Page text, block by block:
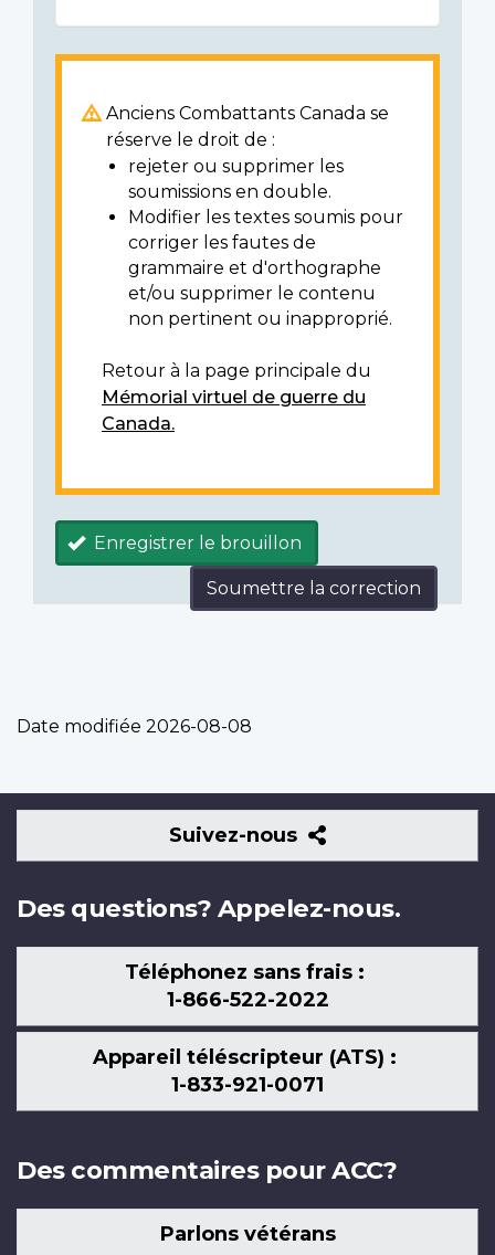
Anciens Combattants Canada se
réserve le droit de :
rejeter ou supprimer les
soumissions en double.
Modifier les textes soumis pour
corriger les fautes de
grammaire et d'orthographe
et/ou supprimer le contenu
non pertinent ou inapproprié.
Retour à la page principale du
Mémorial virtuel de guerre du
Canada.
Enregistrer le brouillon
Soumettre la correction
Date modifiée 2026-08-08
Suivez-nous
Suivez-
nous
Des questions? Appelez-nous.
Téléphonez sans frais :
1-866-522-2022
Appareil téléscripteur (ATS) :
1-833-921-0071
Des commentaires pour ACC?
Parlons vétérans